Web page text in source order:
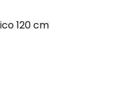
120 cm